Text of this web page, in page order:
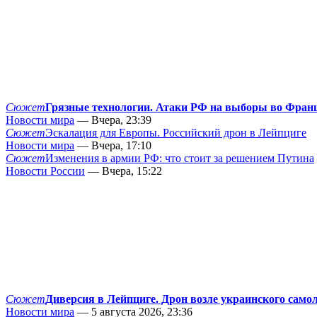
СюжетГрязные технологии. Атаки РФ на выборы во
Новости мира — Вчера, 23:39
СюжетЭскалация для Европы. Российский дрон в Лейпциге
Новости мира — Вчера, 17:10
СюжетИзменения в армии РФ: что стоит за решением Путина
Новости России — Вчера, 15:22
СюжетДиверсия в Лейпциге. Дрон возле украинского
Новости мира — 5 августа 2026, 23:36